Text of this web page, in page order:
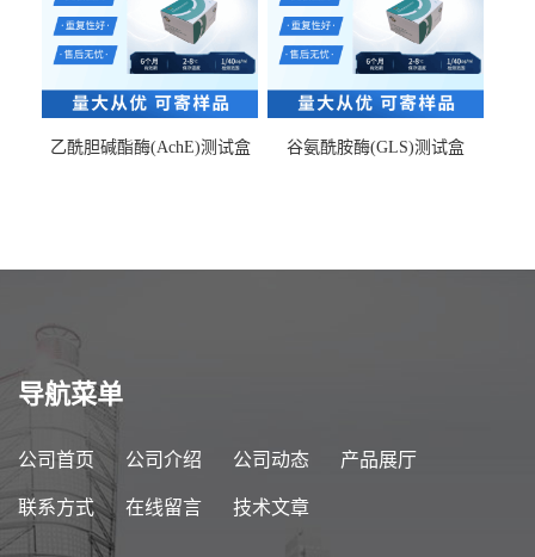
乙酰胆碱酯酶(AchE)测试盒 谷氨酰胺酶(GLS)测试盒
导航菜单
公司首页 公司介绍 公司动态 产品展厅
联系方式 在线留言 技术文章